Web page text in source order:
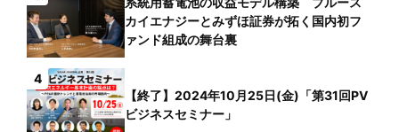
カイエナジーとみずほ証券が拓く国内初フ
ァンド組成の舞台裏
4
【終了】2024年10月25日(金)「第31回PV
ビジネスセミナー」